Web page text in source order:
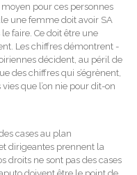
pour ces personnes
une femme doit avoir SA
faire. Ce doit être une
Les chiffres démontrent -
décident, au péril de
des chiffres qui s’égrènent,
que l’on nie pour dit-on
cases au plan
dirigeantes prennent la
droits ne sont pas des cases